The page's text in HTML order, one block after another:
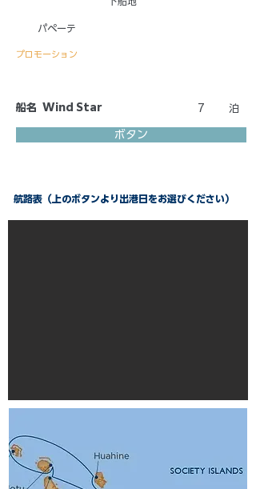
パペーテ
プロモーション
船名 Wind Star 7 泊
ボタン
航路表（上のボタンより出港日をお選びください）